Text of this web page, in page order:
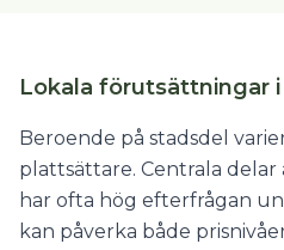
Lokala förutsättningar
Beroende på stadsdel
plattsättare. Centrala delar
har ofta hög efterfrågan
kan påverka både